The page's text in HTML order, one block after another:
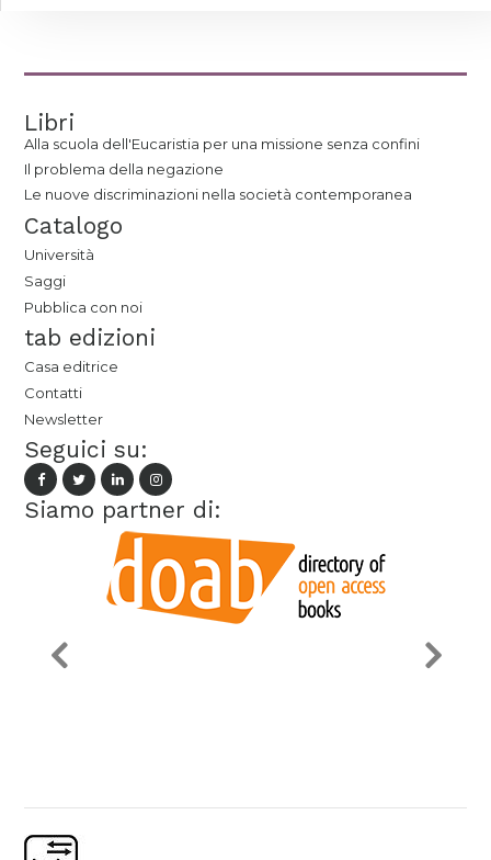
Libri
Alla scuola dell'Eucaristia per una missione senza confini
Il problema della negazione
Le nuove discriminazioni nella società contemporanea
Catalogo
Università
Saggi
Pubblica con noi
tab edizioni
Casa editrice
Contatti
Newsletter
Seguici su:
Siamo partner di: